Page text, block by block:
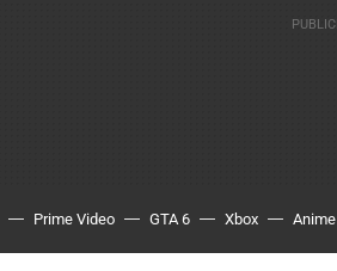
Prime Video GTA 6 Xbox Anime